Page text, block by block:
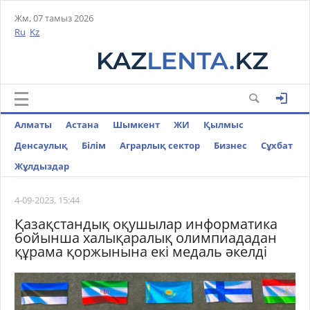
Жм, 07 тамыз 2026
Ru Kz
Алматы Астана Шымкент ЖИ
Қылмыс
Денсаулық
Білім Аграрлық сектор Бизнес
Cұхбат
Жұлдыздар
4-09-2023, 15:44
Қазақстандық оқушылар информатика
бойынша халықаралық олимпиададан
құрама қоржынына екі медаль әкелді